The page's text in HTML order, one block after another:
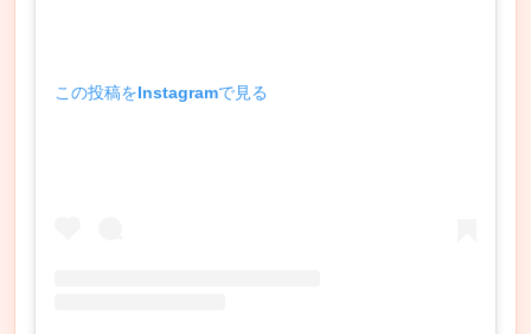
この投稿をInstagramで見る